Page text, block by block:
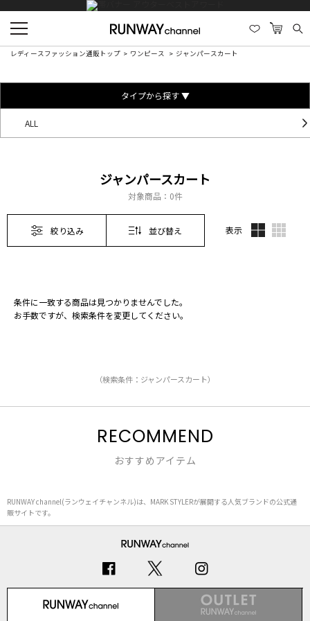
レディースファッション通販トップ ワンピース ジャンパースカート
タイプから探す ▼
ALL
ジャンパースカート
対象商品： 0件
絞り込み 並び替え 表示
条件に一致する商品は見つかりませんでした。
お手数ですが、検索条件を変更してください。
（検索条件：ジャンパースカート）
RECOMMEND
おすすめアイテム
RUNWAY channel(ランウェイチャンネル)は、MARK STYLERが展開する人気ブランドの公式通
販サイトです。